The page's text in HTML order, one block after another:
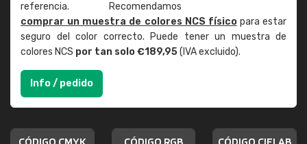
referencia. Recomendamos
comprar un muestra de colores NCS físicopara estar
seguro del color correcto. Puede tener un muestra de
colores NCS por tan solo €189,95(IVA excluido).
Info / pedido